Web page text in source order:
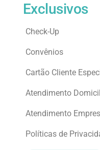
Exclusivos
Check-Up
Convênios
Cartão Cliente
Atendimento
Atendimento
Políticas de